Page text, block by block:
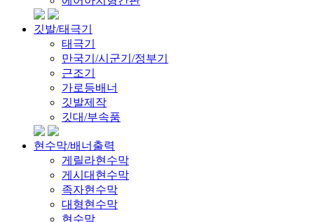
깃발/태극기
태극기
만국기/시군기/정부기
근조기
가로등배너
깃발제작
깃대/부속품
현수막/배너출력
게릴라현수막
게시대현수막
족자현수막
대형현수막
현수막